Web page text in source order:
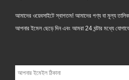
আমাদের ওয়েবসাইটে স্বাগতম! আমাদের পণ্য বা মূল্য
আপনার ইমেল ছেড়ে দিন এবং আমরা 24 ঘন্টার মধ্যে